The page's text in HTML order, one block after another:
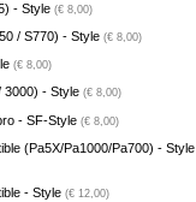
- Style (€ 8,00)
/ S770) - Style (€ 8,00)
(€ 8,00)
3000) - Style (€ 8,00)
- SF-Style (€ 8,00)
(Pa5X/Pa1000/Pa700) - Style
- Style (€ 12,00)